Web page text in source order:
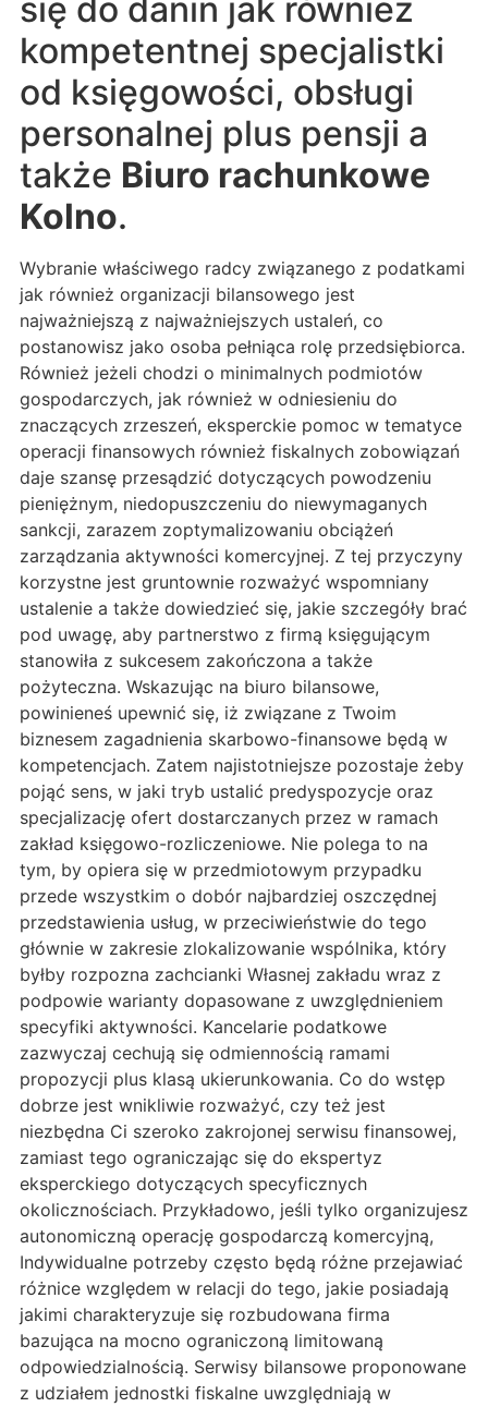
się do danin jak również
kompetentnej specjalistki
od księgowości, obsługi
personalnej plus pensji a
także Biuro rachunkowe
Kolno.
Wybranie właściwego radcy związanego z podatkami
jak również organizacji bilansowego jest
najważniejszą z najważniejszych ustaleń, co
postanowisz jako osoba pełniąca rolę przedsiębiorca.
Również jeżeli chodzi o minimalnych podmiotów
gospodarczych, jak również w odniesieniu do
znaczących zrzeszeń, eksperckie pomoc w tematyce
operacji finansowych również fiskalnych zobowiązań
daje szansę przesądzić dotyczących powodzeniu
pieniężnym, niedopuszczeniu do niewymaganych
sankcji, zarazem zoptymalizowaniu obciążeń
zarządzania aktywności komercyjnej. Z tej przyczyny
korzystne jest gruntownie rozważyć wspomniany
ustalenie a także dowiedzieć się, jakie szczegóły brać
pod uwagę, aby partnerstwo z firmą księgującym
stanowiła z sukcesem zakończona a także
pożyteczna. Wskazując na biuro bilansowe,
powinieneś upewnić się, iż związane z Twoim
biznesem zagadnienia skarbowo-finansowe będą w
kompetencjach. Zatem najistotniejsze pozostaje żeby
pojąć sens, w jaki tryb ustalić predyspozycje oraz
specjalizację ofert dostarczanych przez w ramach
zakład księgowo-rozliczeniowe. Nie polega to na
tym, by opiera się w przedmiotowym przypadku
przede wszystkim o dobór najbardziej oszczędnej
przedstawienia usług, w przeciwieństwie do tego
głównie w zakresie zlokalizowanie wspólnika, który
byłby rozpozna zachcianki Własnej zakładu wraz z
podpowie warianty dopasowane z uwzględnieniem
specyfiki aktywności. Kancelarie podatkowe
zazwyczaj cechują się odmiennością ramami
propozycji plus klasą ukierunkowania. Co do wstęp
dobrze jest wnikliwie rozważyć, czy też jest
niezbędna Ci szeroko zakrojonej serwisu finansowej,
zamiast tego ograniczając się do ekspertyz
eksperckiego dotyczących specyficznych
okolicznościach. Przykładowo, jeśli tylko organizujesz
autonomiczną operację gospodarczą komercyjną,
Indywidualne potrzeby często będą różne przejawiać
różnice względem w relacji do tego, jakie posiadają
jakimi charakteryzuje się rozbudowana firma
bazująca na mocno ograniczoną limitowaną
odpowiedzialnością. Serwisy bilansowe proponowane
z udziałem jednostki fiskalne uwzględniają w